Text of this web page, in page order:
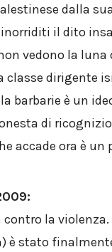
dalla
il dito
vedono la
dirigente
barbarie è un
di
accade ora è
la
stato